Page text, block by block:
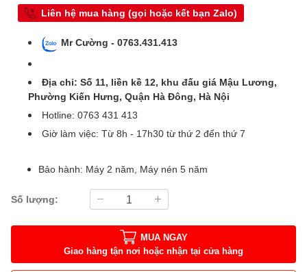
Liên hệ mua hàng (gọi hoặc kết bạn Zalo)
Mr Cường - 0763.431.413
Địa chỉ: Số 11, liền kề 12, khu đấu giá Mậu Lương,
Phường Kiến Hưng, Quận Hà Đông, Hà Nội
Hotline: 0763 431 413
Giờ làm việc: Từ 8h - 17h30 từ thứ 2 đến thứ 7
Bảo hành: Máy 2 năm, Máy nén 5 năm
Số lượng:
MUA NGAY
Giao hàng tận nơi hoặc nhận tại cửa hàng